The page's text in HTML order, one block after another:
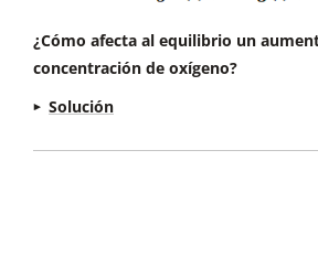
¿Cómo afecta al equilibrio un
concentración de oxígeno?
Solución
¿Qué perturbación se ha